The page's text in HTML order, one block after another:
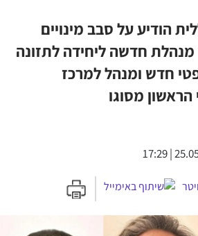
הודיע על סבב מינויים
חדשה ליחידה לתזונה
חדש ומנהל למרכז
מסוגו